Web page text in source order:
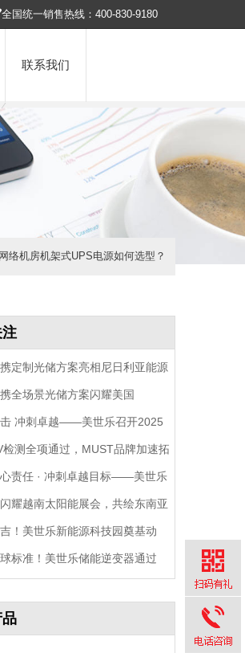
全国统一销售热线：400-830-9180
联系我们
络机房机架式UPS电源如何选型？
定制光储方案亮相尼日利亚能源
解西非用电难题
全场景光储方案闪耀美国
耕北美赋能零碳转型
冲刺卓越——美世乐召开2025
作会议
检测全项通过，MUST品牌加速拓
责任 · 冲刺卓越目标——美世乐
议圆满举行
耀越南太阳能展会，共绘东南亚
图景
！美世乐新能源科技园奠基动
球绿色智造新征程
标准！美世乐储能逆变器通过